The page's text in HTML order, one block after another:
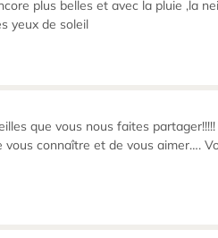
plus belles et avec la pluie ,la
yeux de soleil
que vous nous faites
vous connaître et de vous aimer….